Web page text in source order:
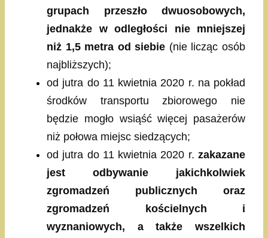
grupach przeszło dwuosobowych,
jednakże w odległości nie mniejszej
niż 1,5 metra od siebie (nie licząc osób
najbliższych);
od jutra do 11 kwietnia 2020 r. na pokład
środków transportu zbiorowego nie
będzie mogło wsiąść więcej pasażerów
niż połowa miejsc siedzących;
od jutra do 11 kwietnia 2020 r. zakazane
jest odbywanie jakichkolwiek
zgromadzeń publicznych oraz
zgromadzeń kościelnych i
wyznaniowych, a także wszelkich